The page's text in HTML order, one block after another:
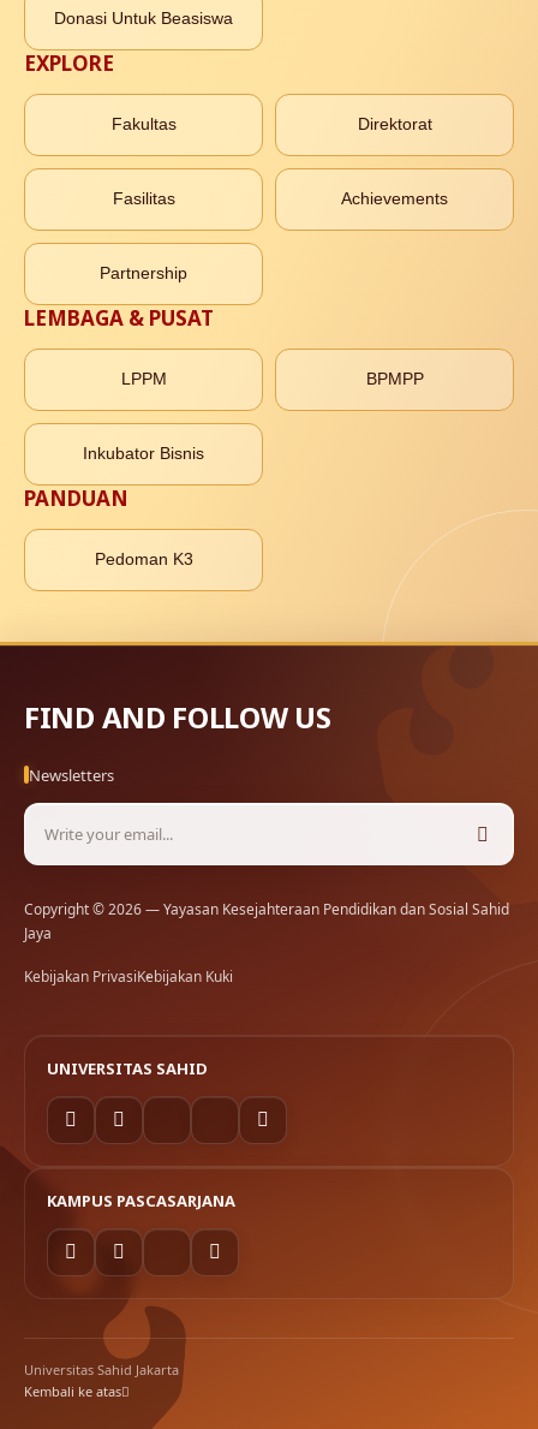
Donasi Untuk Beasiswa
EXPLORE
Fakultas Direktorat
Fasilitas Achievements
Partnership
LEMBAGA & PUSAT
LPPM BPMPP
Inkubator Bisnis
PANDUAN
Pedoman K3
FIND AND FOLLOW US
Newsletters
Copyright © 2026 — Yayasan Kesejahteraan Pendidikan dan Sosial Sahid
Jaya
Kebijakan PrivasiKebijakan Kuki
UNIVERSITAS SAHID
KAMPUS PASCASARJANA
Universitas Sahid Jakarta
Kembali ke atas